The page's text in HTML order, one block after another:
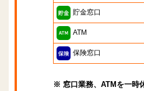
貯金窓口
ATM
保険窓口
※ 窓口業務、ATMを一時